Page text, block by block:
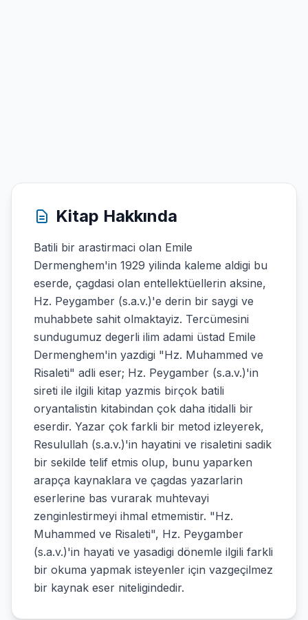
Kitap Hakkında
Batili bir arastirmaci olan Emile
Dermenghem'in 1929 yilinda kaleme aldigi bu
eserde, çagdasi olan entellektüellerin aksine,
Hz. Peygamber (s.a.v.)'e derin bir saygi ve
muhabbete sahit olmaktayiz. Tercümesini
sundugumuz degerli ilim adami üstad Emile
Dermenghem'in yazdigi "Hz. Muhammed ve
Risaleti" adli eser; Hz. Peygamber (s.a.v.)'in
sireti ile ilgili kitap yazmis birçok batili
oryantalistin kitabindan çok daha itidalli bir
eserdir. Yazar çok farkli bir metod izleyerek,
Resulullah (s.a.v.)'in hayatini ve risaletini sadik
bir sekilde telif etmis olup, bunu yaparken
arapça kaynaklara ve çagdas yazarlarin
eserlerine bas vurarak muhtevayi
zenginlestirmeyi ihmal etmemistir. "Hz.
Muhammed ve Risaleti", Hz. Peygamber
(s.a.v.)'in hayati ve yasadigi dönemle ilgili farkli
bir okuma yapmak isteyenler için vazgeçilmez
bir kaynak eser niteligindedir.